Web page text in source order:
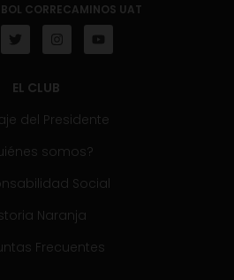
CORRECAMINOS UAT
EL CLUB
del Presidente
somos?
Social
Naranja
Frecuentes